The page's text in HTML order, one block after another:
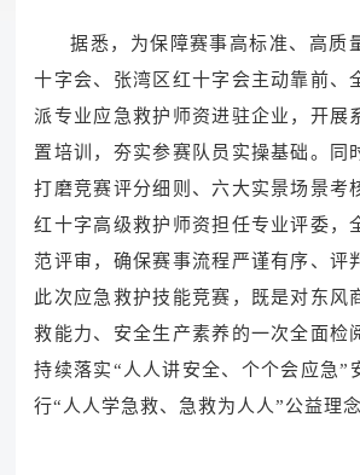
据悉，为保障赛事高标准、高质
十字会、张湾区红十字会主动靠前、
派专业应急救护师资进驻企业，开展
置培训，夯实参赛队员实操基础。同
打磨竞赛评分细则、六大实景场景考
红十字高级救护师资担任专业评委，
范评审，确保赛事流程严谨有序、评
此次应急救护技能竞赛，既是对东风
救能力、安全生产素养的一次全面检
持续落实“人人讲安全、个个会应急”
行“人人学急救、急救为人人”公益理